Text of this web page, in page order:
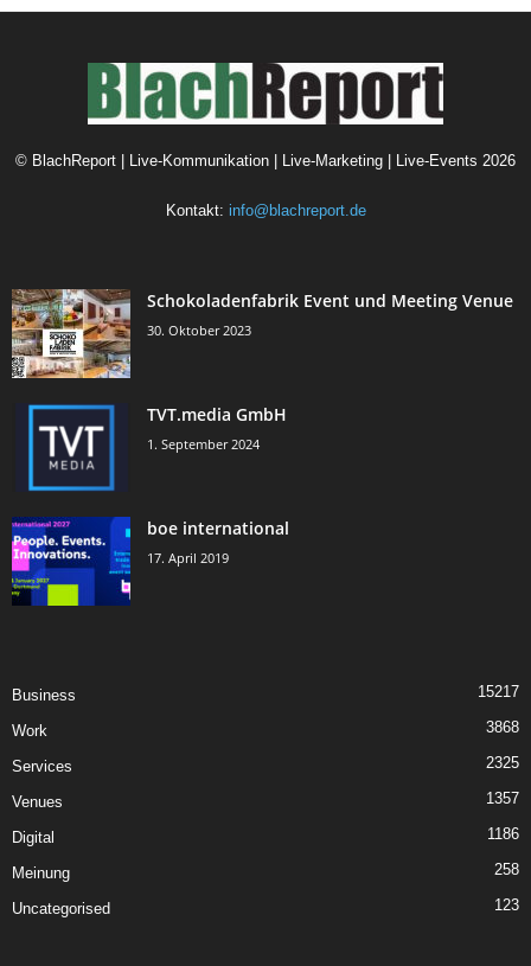
© BlachReport | Live-Kommunikation | Live-Marketing | Live-Events 2026
Kontakt: info@blachreport.de
Schokoladenfabrik Event und Meeting Venue
30. Oktober 2023
TVT.media GmbH
1. September 2024
boe international
17. April 2019
Business 15217
Work 3868
Services 2325
Venues 1357
Digital 1186
Meinung 258
Uncategorised 123